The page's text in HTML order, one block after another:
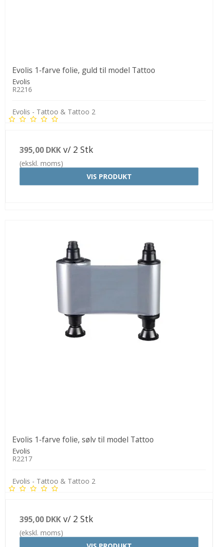
Evolis 1-farve folie, guld til model Tattoo
Evolis
R2216
Evolis - Tattoo & Tattoo 2
395,00 DKK v/ 2 Stk
(ekskl. moms)
VIS PRODUKT
Evolis 1-farve folie, sølv til model Tattoo
Evolis
R2217
Evolis - Tattoo & Tattoo 2
395,00 DKK v/ 2 Stk
(ekskl. moms)